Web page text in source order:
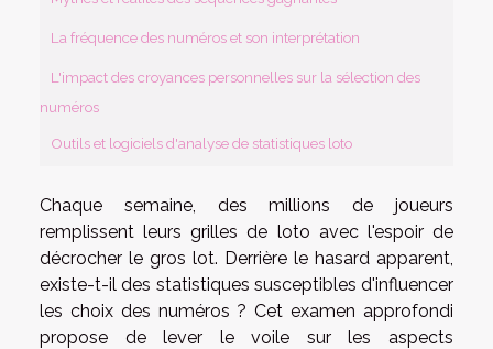
La fréquence des numéros et son interprétation
L'impact des croyances personnelles sur la sélection des
numéros
Outils et logiciels d'analyse de statistiques loto
Chaque semaine, des millions de joueurs
remplissent leurs grilles de loto avec l'espoir de
décrocher le gros lot. Derrière le hasard apparent,
existe-t-il des statistiques susceptibles d'influencer
les choix des numéros ? Cet examen approfondi
propose de lever le voile sur les aspects